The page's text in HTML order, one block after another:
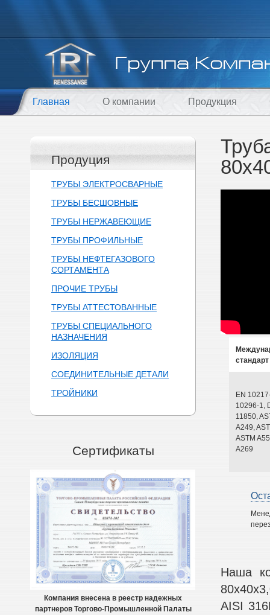
Главная О компании Продукция
Продуция
ТРУБЫ ЭЛЕКТРОСВАРНЫЕ
ТРУБЫ БЕСШОВНЫЕ
ТРУБЫ НЕРЖАВЕЮЩИЕ
ТРУБЫ ПРОФИЛЬНЫЕ
ТРУБЫ НЕФТЕГАЗОВОГО
СОРТАМЕНТА
ПРОЧИЕ ТРУБЫ
ТРУБЫ АТТЕСТОВАННЫЕ
ТРУБЫ СПЕЦИАЛЬНОГО
НАЗНАЧЕНИЯ
ИЗОЛЯЦИЯ
СОЕДИНИТЕЛЬНЫЕ ДЕТАЛИ
ТРОЙНИКИ
Сертификаты
Компания внесена в реестр надежных
партнеров Торгово-Промышленной Палаты
стандарт
EN
10296-1,
11850,
A249,
ASTM
A269
Наша
AISI